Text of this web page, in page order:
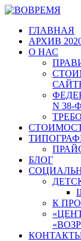
ГЛАВНАЯ
АРХИВ
О НАС
N 38-
БЛОГ
К